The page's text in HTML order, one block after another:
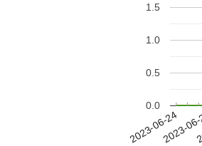
2023-06-24
2023-
0.0
0.5
1.0
1.5